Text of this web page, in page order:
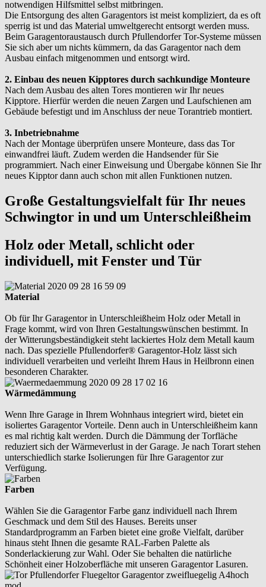
notwendigen Hilfsmittel selbst mitbringen.
Die Entsorgung des alten Garagentors ist meist kompliziert, da es oft
sperrig ist und das Material umweltgerecht entsorgt werden muss.
Beim Garagentoraustausch durch Pfullendorfer Tor-Systeme müssen
Sie sich aber um nichts kümmern, da das Garagentor nach dem
Ausbau einfach mitgenommen und entsorgt wird.
2. Einbau des neuen Kipptores durch sachkundige Monteure
Nach dem Ausbau des alten Tores montieren wir Ihr neues
Kipptore. Hierfür werden die neuen Zargen und Laufschienen am
Gebäude befestigt und im Anschluss der neue Torantrieb montiert.
3. Inbetriebnahme
Nach der Montage überprüfen unsere Monteure, dass das Tor
einwandfrei läuft. Zudem werden die Handsender für Sie
programmiert. Nach einer Einweisung und Übergabe können Sie Ihr
neues Kipptor dann auch schon mit allen Funktionen nutzen.
Große Gestaltungsvielfalt für Ihr neues
Schwingtor in und um Unterschleißheim
Holz oder Metall, schlicht oder
individuell, mit Fenster und Tür
Material
Ob für Ihr Garagentor in Unterschleißheim Holz oder Metall in
Frage kommt, wird von Ihren Gestaltungswünschen bestimmt. In
der Witterungsbeständigkeit steht lackiertes Holz dem Metall kaum
nach. Das spezielle Pfullendorfer® Garagentor-Holz lässt sich
individuell verarbeiten und verleiht Ihrem Haus in Heilbronn einen
besonderen Charakter.
Wärmedämmung
Wenn Ihre Garage in Ihrem Wohnhaus integriert wird, bietet ein
isoliertes Garagentor Vorteile. Denn auch in Unterschleißheim kann
es mal richtig kalt werden. Durch die Dämmung der Torfläche
reduziert sich der Wärmeverlust in der Garage. Je nach Torart stehen
unterschiedlich starke Isolierungen für Ihre Garagentor zur
Verfügung.
Farben
Wählen Sie die Garagentor Farbe ganz individuell nach Ihrem
Geschmack und dem Stil des Hauses. Bereits unser
Standardprogramm an Farben bietet eine große Vielfalt, darüber
hinaus steht Ihnen die gesamte RAL-Farben Palette als
Sonderlackierung zur Wahl. Oder Sie behalten die natürliche
Schönheit einer Holzoberfläche mit unseren Garagentor Lasuren.